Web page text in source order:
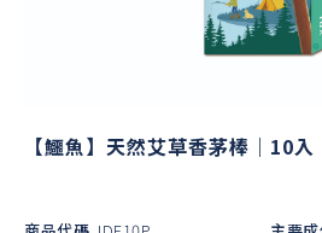
【鱷魚】天然艾草香茅棒｜10入